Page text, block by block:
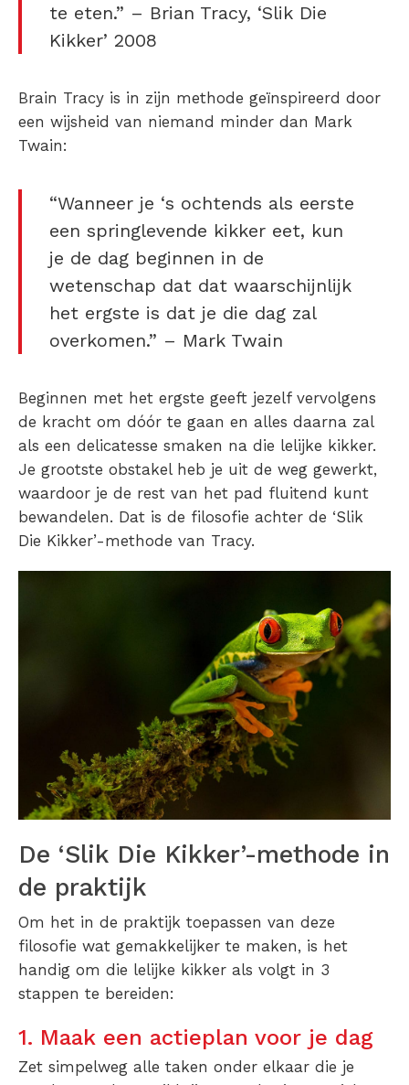
te eten.” – Brian Tracy, ‘Slik Die
Kikker’ 2008
Brain Tracy is in zijn methode geïnspireerd door
een wijsheid van niemand minder dan Mark
Twain:
“Wanneer je ‘s ochtends als eerste
een springlevende kikker eet, kun
je de dag beginnen in de
wetenschap dat dat waarschijnlijk
het ergste is dat je die dag zal
overkomen.” – Mark Twain
Beginnen met het ergste geeft jezelf vervolgens
de kracht om dóór te gaan en alles daarna zal
als een delicatesse smaken na die lelijke kikker.
Je grootste obstakel heb je uit de weg gewerkt,
waardoor je de rest van het pad fluitend kunt
bewandelen. Dat is de filosofie achter de ‘Slik
Die Kikker’-methode van Tracy.
De ‘Slik Die Kikker’-methode in
de praktijk
Om het in de praktijk toepassen van deze
filosofie wat gemakkelijker te maken, is het
handig om die lelijke kikker als volgt in 3
stappen te bereiden:
1. Maak een actieplan voor je dag
Zet simpelweg alle taken onder elkaar die je